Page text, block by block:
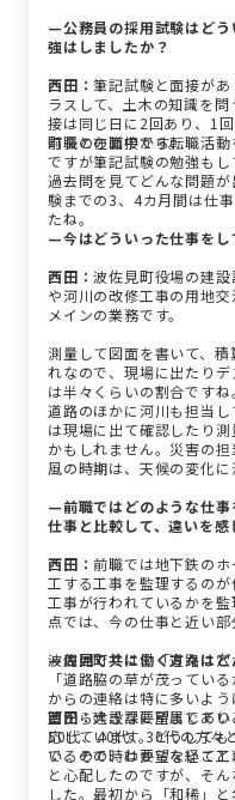
—公務員の採用試験はど
強はしましたか？
西田：筆記試験と面接が
ラスして、土木の知識を
接は同じ日に2回あり、1
町長との面接です。
前職の在職中から転職活
ですが筆記試験の勉強もし
過去問を見てどんな問題
験までの3、4カ月間は仕
たね。
—今はどういった仕事をし
西田：波佐見町役場の建
や河川の改修工事の用地
メインの業務です。
測量して図面を書いて、
れなので、現場に出たり
は半々くらいの割合ですね。
道路のほかに河川も担当
は現場に出て確認したり
かもしれません。災害の
風の時期は、天候の変化に
—前職ではどのような仕
仕事と比較して、違いを
西田： 前職では地下鉄の
工する工事を監理するの
工事が行われているかを
点では、今の仕事と近い部
波佐見町では、「道路に穴
「道路脇の草が茂ってい
からの連絡は特に多いよ
望から大きな要望まであ
応しています。どうして
で、その時は要望を経て
—周囲で共に働く方々はど
西田：建設課に所属して
50代、40代、30代の方々
いるので、わからないこ
と心配したのですが、そ
した。最初から「和稀」